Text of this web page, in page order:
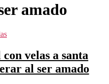
amado
velas a santa
al ser amado